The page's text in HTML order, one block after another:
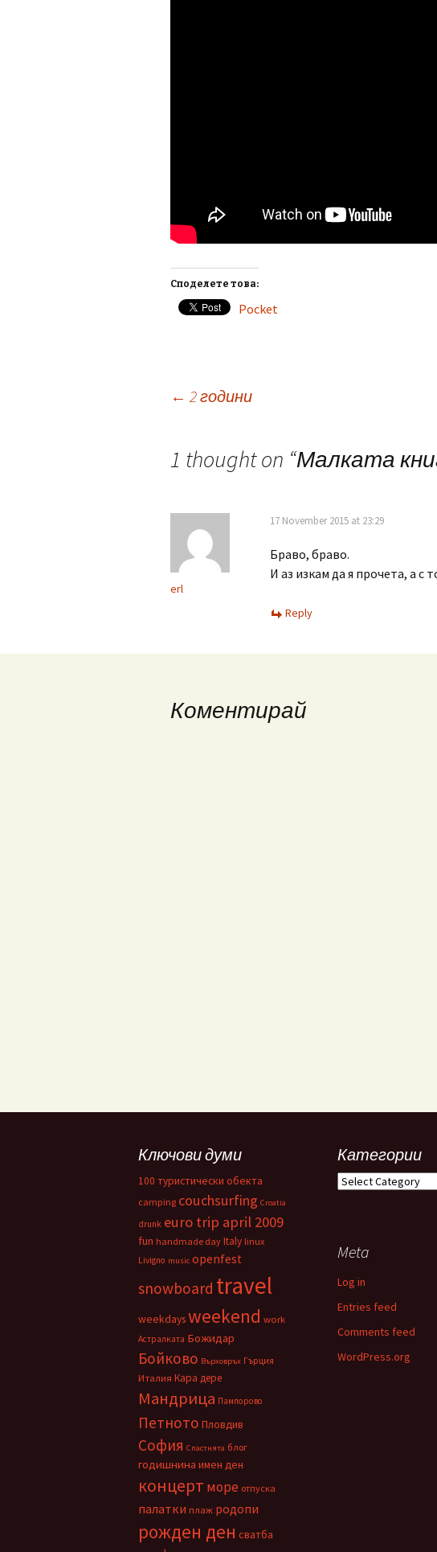
Споделете това:
Pocket
navigation
← 2 години
1 thought on “Малката
erl
17 November 2015 at 23:29
Браво, браво.
И аз изкам да я прочета, а с
Reply
Коментирай
Ключови думи
100 туристически обекта
camping couchsurfing Croatia
drunk euro trip april 2009
fun handmade day Italy linux
Livigno music openfest
snowboard travel
weekdaysweekend work
Астралката Божидар
Бойково Върховръх Гърция
Италия Кара дере
Мандрица Пампорово
Петното Пловдив
София Спастнята блог
годишнина имен ден
концерт море отпуска
палатки плаж родопи
рожден ден сватба
Категории
Категории
Meta
Log in
Entries feed
Comments feed
WordPress.org